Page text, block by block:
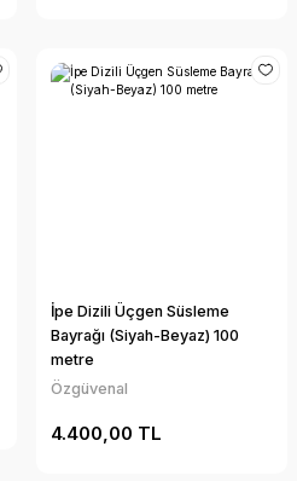
İpe Dizili Üçgen Süsleme
Bayrağı (Siyah-Beyaz) 100
metre
Özgüvenal
4.400,00 TL